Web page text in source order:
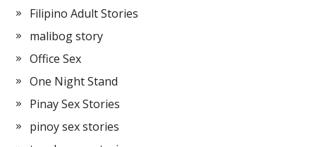
Filipino Adult Stories
malibog story
Office Sex
One Night Stand
Pinay Sex Stories
pinoy sex stories